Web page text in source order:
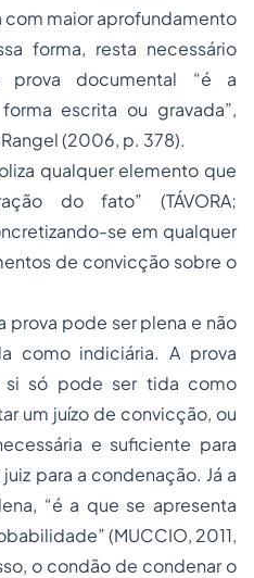
maior aprofundamento
forma, resta necessário
prova documental “é a
escrita ou gravada”,
(2006, p. 378).
qualquer elemento que
do fato” (TÁVORA;
se em qualquer
de convicção sobre o
prova pode ser plena e não
como indiciária. A prova
só pode ser tida como
um juízo de convicção, ou
e suficiente para
para a condenação. Já a
“é a que se apresenta
(MUCCIO, 2011,
o condão de condenar o